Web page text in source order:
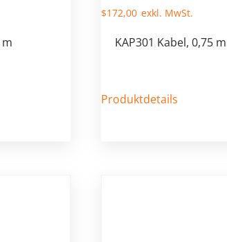
$172,00
KAP301 Kabel, 0,75
Produktdetails